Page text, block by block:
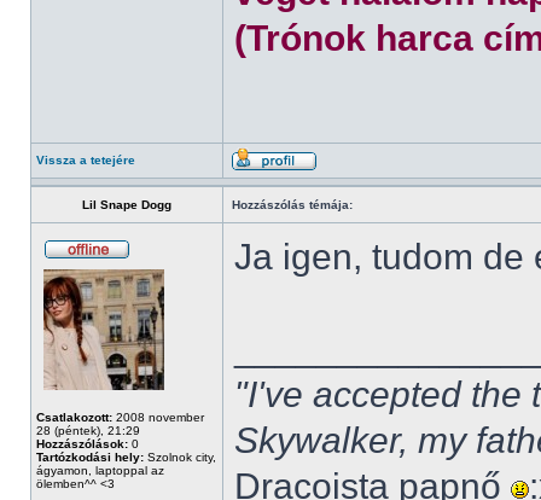
(Trónok harca
Vissza a tetejére
Lil Snape Dogg Hozzászólás témája:
Csatlakozott: 2008 november
28 (péntek), 21:29
Hozzászólások: 0
Tartózkodási hely: Szolnok city,
ágyamon, laptoppal az
ölemben^^ <3
Ja igen, tudom de
"I've accepted the
Skywalker, my
Dracoista papnő